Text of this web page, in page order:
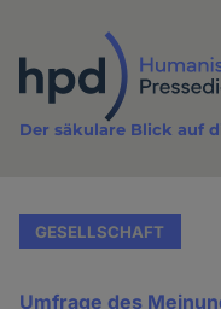
Inhalt
Der säkulare Blick auf
GESELLSCHAFT
Umfrage des